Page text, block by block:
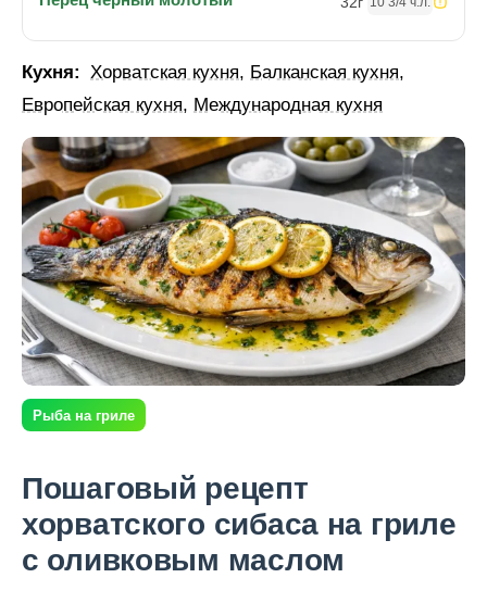
Кухня: Хорватская кухня, Балканская кухня,
Европейская кухня, Международная кухня
Рыба на гриле
Пошаговый рецепт
хорватского сибаса на гриле
с оливковым маслом